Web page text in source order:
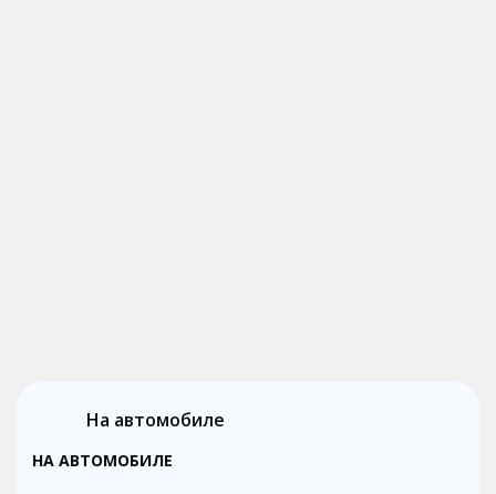
На автомобиле
НА АВТОМОБИЛЕ